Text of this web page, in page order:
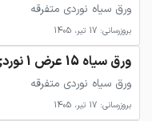
ورق سیاه نوردی متفرقه
بروزرسانی: 17 تیر، 1405
ورق سیاه 15 عرض 1 نوردی متفرقه
ورق سیاه نوردی متفرقه
بروزرسانی: 17 تیر، 1405